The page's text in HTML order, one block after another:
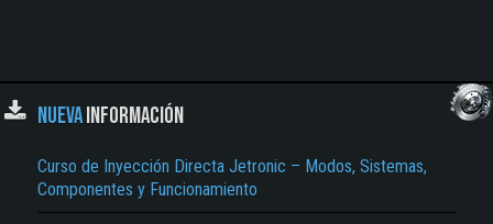
NUEVAINFORMACIÓN
Curso de Inyección Directa Jetronic – Modos, Sistemas,
Componentes y Funcionamiento